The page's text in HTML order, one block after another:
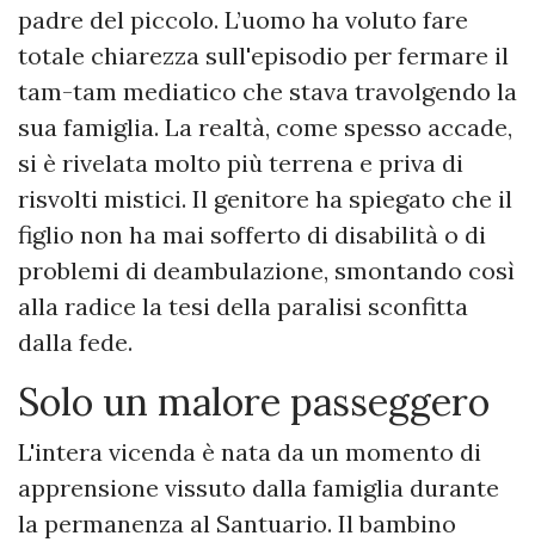
padre del piccolo. L’uomo ha voluto fare
totale chiarezza sull'episodio per fermare il
tam-tam mediatico che stava travolgendo la
sua famiglia. La realtà, come spesso accade,
si è rivelata molto più terrena e priva di
risvolti mistici. Il genitore ha spiegato che il
figlio non ha mai sofferto di disabilità o di
problemi di deambulazione, smontando così
alla radice la tesi della paralisi sconfitta
dalla fede.
​Solo un malore passeggero
​L'intera vicenda è nata da un momento di
apprensione vissuto dalla famiglia durante
la permanenza al Santuario. Il bambino